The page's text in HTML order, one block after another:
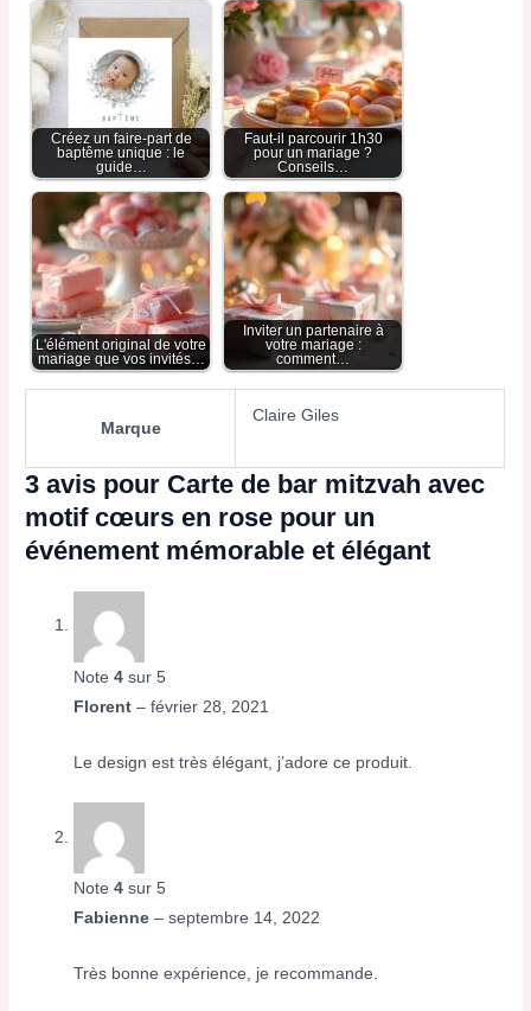
Créez un faire-part de
baptême unique : le
guide…
Faut-il parcourir 1h30
pour un mariage ?
Conseils…
L'élément original de votre
mariage que vos invités…
Inviter un partenaire à
votre mariage :
comment…
Marque
Claire Giles
3 avis pour Carte de bar mitzvah avec
motif cœurs en rose pour un
événement mémorable et élégant
Note4 sur 5
Florent– février 28, 2021
Le design est très élégant, j’adore ce produit.
Note4 sur 5
Fabienne– septembre 14, 2022
Très bonne expérience, je recommande.